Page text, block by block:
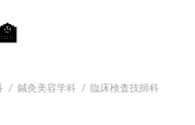
/ 鍼灸美容学科 / 臨床検査技師科